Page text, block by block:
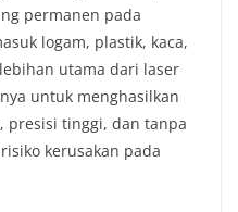
permanen pada
logam, plastik, kaca,
utama dari laser
untuk menghasilkan
presisi tinggi, dan tanpa
kerusakan pada